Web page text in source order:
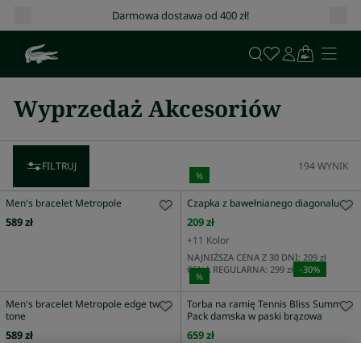
Darmowa dostawa od 400 zł!
Wyprzedaż Akcesoriów
FILTRUJ 194WYNIK
Men's bracelet Metropole
589 zł
%
Czapka z bawełnianego diagonalu
209 zł
+11 Kolor
NAJNIŻSZA CENA Z 30 DNI: 209 zł
CENA REGULARNA: 299 zł -30%
Men's bracelet Metropole edge two
tone
589 zł
%
Torba na ramię Tennis Bliss Summer
Pack damska w paski brązowa
659 zł